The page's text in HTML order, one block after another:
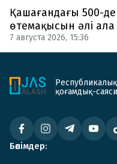
Қашағандағы 500-
өтемақысын әлі
7 августа 2026, 15:36
Республикалық
қоғамдық-саяси
Бөлімдер: